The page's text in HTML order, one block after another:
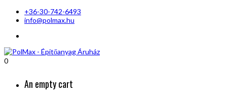
+36-30-742-6493
info@polmax.hu
0
An empty cart